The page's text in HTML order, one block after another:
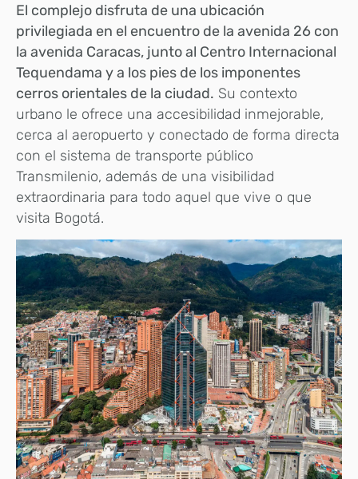
El complejo disfruta de una ubicación
privilegiada en el encuentro de la avenida 26 con
la avenida Caracas, junto al Centro Internacional
Tequendama y a los pies de los imponentes
cerros orientales de la ciudad. Su contexto
urbano le ofrece una accesibilidad inmejorable,
cerca al aeropuerto y conectado de forma directa
con el sistema de transporte público
Transmilenio, además de una visibilidad
extraordinaria para todo aquel que vive o que
visita Bogotá.